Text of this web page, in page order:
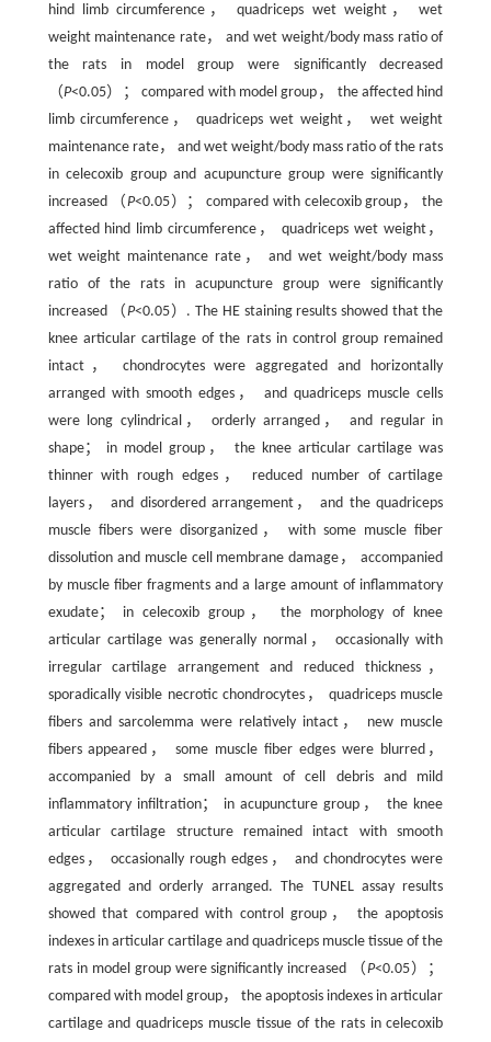
hind limb circumference， quadriceps wet weight， wet
weight maintenance rate， and wet weight/body mass ratio of
the rats in model group were significantly decreased
（P<0.05）； compared with model group， the affected hind
limb circumference， quadriceps wet weight， wet weight
maintenance rate， and wet weight/body mass ratio of the rats
in celecoxib group and acupuncture group were significantly
increased （P<0.05）； compared with celecoxib group， the
affected hind limb circumference， quadriceps wet weight，
wet weight maintenance rate， and wet weight/body mass
ratio of the rats in acupuncture group were significantly
increased （P<0.05）. The HE staining results showed that the
knee articular cartilage of the rats in control group remained
intact， chondrocytes were aggregated and horizontally
arranged with smooth edges， and quadriceps muscle cells
were long cylindrical， orderly arranged， and regular in
shape； in model group， the knee articular cartilage was
thinner with rough edges， reduced number of cartilage
layers， and disordered arrangement， and the quadriceps
muscle fibers were disorganized， with some muscle fiber
dissolution and muscle cell membrane damage， accompanied
by muscle fiber fragments and a large amount of inflammatory
exudate； in celecoxib group， the morphology of knee
articular cartilage was generally normal， occasionally with
irregular cartilage arrangement and reduced thickness，
sporadically visible necrotic chondrocytes， quadriceps muscle
fibers and sarcolemma were relatively intact， new muscle
fibers appeared， some muscle fiber edges were blurred，
accompanied by a small amount of cell debris and mild
inflammatory infiltration； in acupuncture group， the knee
articular cartilage structure remained intact with smooth
edges， occasionally rough edges， and chondrocytes were
aggregated and orderly arranged. The TUNEL assay results
showed that compared with control group， the apoptosis
indexes in articular cartilage and quadriceps muscle tissue of the
rats in model group were significantly increased （P<0.05）；
compared with model group， the apoptosis indexes in articular
cartilage and quadriceps muscle tissue of the rats in celecoxib